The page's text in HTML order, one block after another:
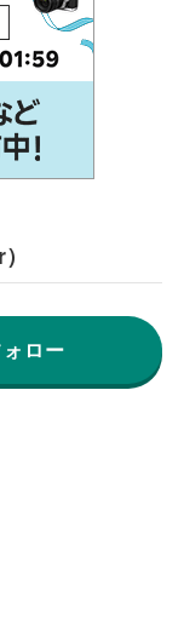
ロー